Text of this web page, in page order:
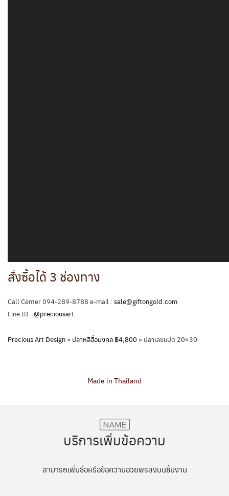
สั่งซื้อได้ 3 ช่องทาง
Call Center 094-289-8788 e-mail : sale@giftongold.com
Line ID : @preciousart
Precious Art Design» ปลาหลีฮื้อมงคล ฿4,800 » ปลาเลขแปด 20×30
Made in Thailand
บริการเพิ่มข้อความ
สามารถเพิ่มชื่อหรือข้อความอวยพรลงบนชิ้นงาน